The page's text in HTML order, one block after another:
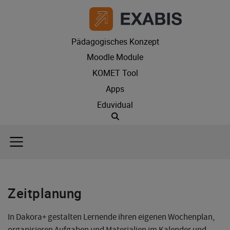
Pädagogisches Konzept
Moodle Module
KOMET Tool
Apps
Eduvidual
Zeitplanung
In Dakora+ gestalten Lernende ihren eigenen Wochenplan,